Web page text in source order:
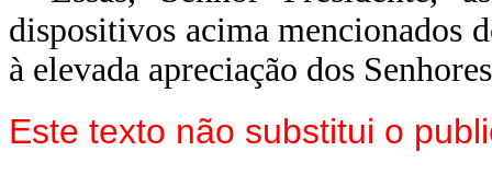
dispositivos acima mencionados
à elevada apreciação dos
Este texto não substitui o